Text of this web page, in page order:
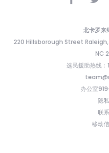
北卡罗来
220 Hillsborough Street Raleigh,
NC
选民援助热线
办公室
隐
联
移动